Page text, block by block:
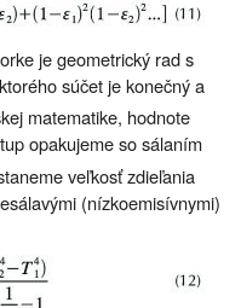
je geometrický rad s
súčet je konečný a
matematike, hodnote
opakujeme so sálaním
veľkosť zdieľania
(nízkoemisívnymi)